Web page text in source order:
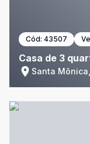
Cód: 43507
Casa de 3
Santa